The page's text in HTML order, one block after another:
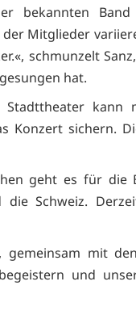
bekannten Band
Mitglieder
schmunzelt
hat.
kann
Konzert sichern.
geht es für die
die Schweiz.
mit
und